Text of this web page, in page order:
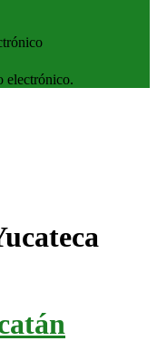
electrónico.